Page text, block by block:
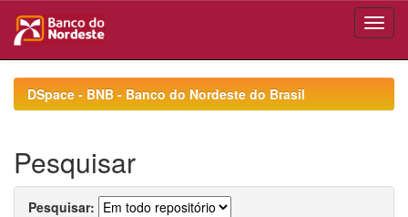
navigationDSpace - BNB - Banco do Nordeste do Brasil
Pesquisar
Pesquisar: